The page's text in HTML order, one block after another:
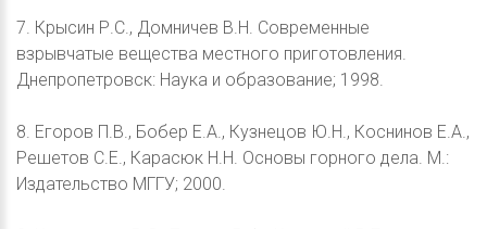
7. Крысин Р.С., Домничев В.Н. Современные
взрывчатые вещества местного приготовления.
Днепропетровск: Наука и образование; 1998.
8. Егоров П.В., Бобер Е.А., Кузнецов Ю.Н., Коснинов Е.А.,
Решетов С.Е., Карасюк Н.Н. Основы горного дела. М.:
Издательство МГГУ; 2000.